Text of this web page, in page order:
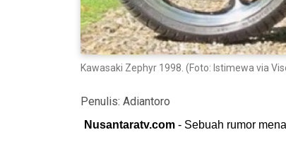
Kawasaki Zephyr 1998. (Foto: Istimewa via
Penulis: Adiantoro
Nusantaratv.com - Sebuah rumor